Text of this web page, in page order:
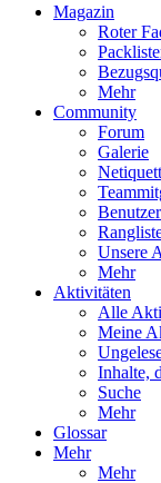
Magazin
Roter
Mehr
Community
Forum
Galerie
Unsere
Mehr
Aktivitäten
Alle
Meine
Inhalte,
Suche
Mehr
Glossar
Mehr
Mehr